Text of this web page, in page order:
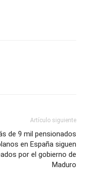
Artículo siguiente
de 9 mil pensionados
en España siguen
por el gobierno de
Maduro